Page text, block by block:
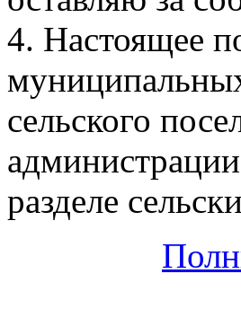
4. Настоящее
сельского
разделе